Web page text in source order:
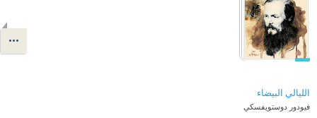
الليالي البيضاء
فيودور دوستويفسكي